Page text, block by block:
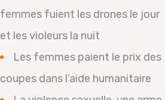
femmes fuient les drones le jour
et les violeurs la nuit
Les femmes paient le prix des
coupes dans l’aide humanitaire